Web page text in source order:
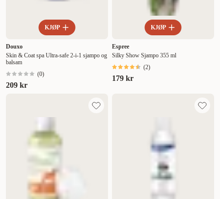
KJØP
Douxo
Skin & Coat spa Ultra-safe 2-i-1 sjampo og
balsam
(0)
209 kr
KJØP
Espree
Silky Show Sjampo 355 ml
(2)
179 kr